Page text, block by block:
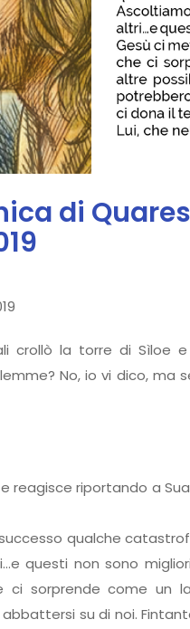
di
crollò la torre di Sìloe
No, io vi dico, ma
reagisce riportando a
qualche
questi non sono
sorprende come un
su di noi.